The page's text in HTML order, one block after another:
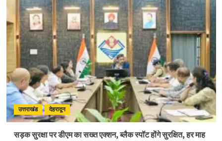
उत्तराखंड देहरादून
सड़क सुरक्षा पर डीएम का सख्त एक्शन, ब्लैक स्पॉट होंगे सुरक्षित, हर माह